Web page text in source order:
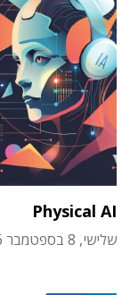
Physical AI
שלישי, 8 בספטמבר 2026